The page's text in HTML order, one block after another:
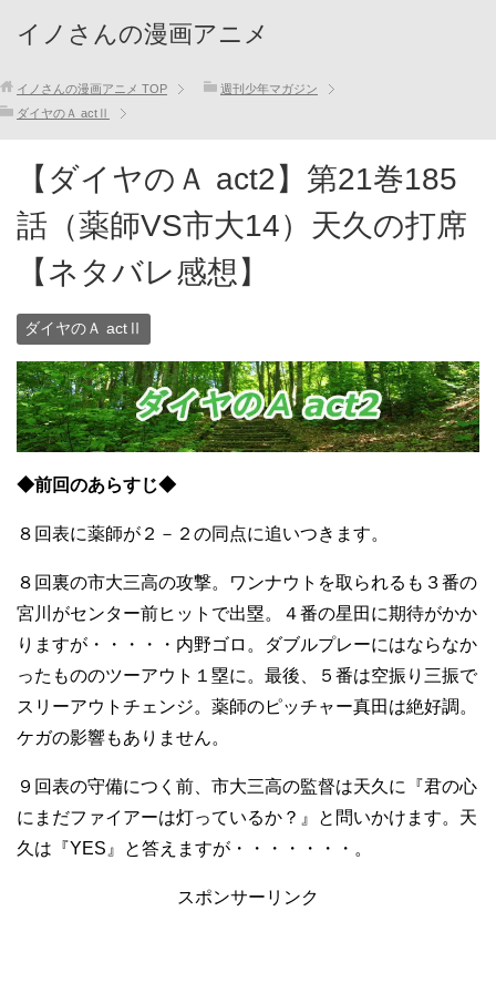
イノさんの漫画アニメ
イノさんの漫画アニメ TOP
週刊少年マガジン
ダイヤのＡ actⅡ
【ダイヤのＡ act2】第21巻185
話（薬師VS市大14）天久の打席
【ネタバレ感想】
ダイヤのＡ actⅡ
◆前回のあらすじ◆
８回表に薬師が２－２の同点に追いつきます。
８回裏の市大三高の攻撃。ワンナウトを取られるも３番の
宮川がセンター前ヒットで出塁。４番の星田に期待がかか
りますが・・・・・内野ゴロ。ダブルプレーにはならなか
ったもののツーアウト１塁に。最後、５番は空振り三振で
スリーアウトチェンジ。薬師のピッチャー真田は絶好調。
ケガの影響もありません。
９回表の守備につく前、市大三高の監督は天久に『君の心
にまだファイアーは灯っているか？』と問いかけます。天
久は『YES』と答えますが・・・・・・・。
スポンサーリンク